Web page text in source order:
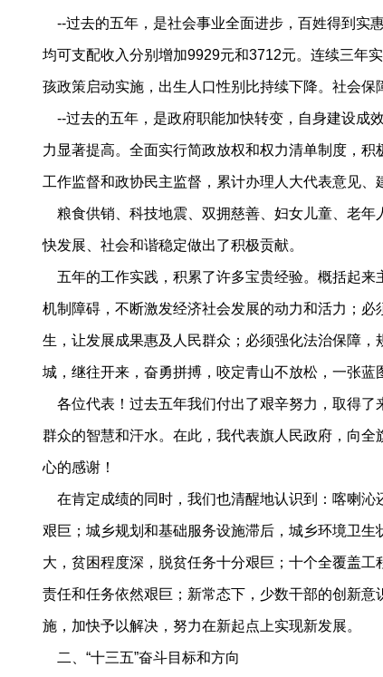
--过去的五年，是社会事业全面进步，百姓得到实
均可支配收入分别增加9929元和3712元。连续三年
孩政策启动实施，出生人口性别比持续下降。社会
--过去的五年，是政府职能加快转变，自身建设成
力显著提高。全面实行简政放权和权力清单制度，
工作监督和政协民主监督，累计办理人大代表意见
粮食供销、科技地震、双拥慈善、妇女儿童、老年
快发展、社会和谐稳定做出了积极贡献。
五年的工作实践，积累了许多宝贵经验。概括起来
机制障碍，不断激发经济社会发展的动力和活力；
生，让发展成果惠及人民群众；必须强化法治保障
城，继往开来，奋勇拼搏，咬定青山不放松，一张蓝
各位代表！过去五年我们付出了艰辛努力，取得了
群众的智慧和汗水。在此，我代表旗人民政府，向
心的感谢！
在肯定成绩的同时，我们也清醒地认识到：喀喇沁
艰巨；城乡规划和基础服务设施滞后，城乡环境卫
大，贫困程度深，脱贫任务十分艰巨；十个全覆盖
责任和任务依然艰巨；新常态下，少数干部的创新
施，加快予以解决，努力在新起点上实现新发展。
二、“十三五”奋斗目标和方向